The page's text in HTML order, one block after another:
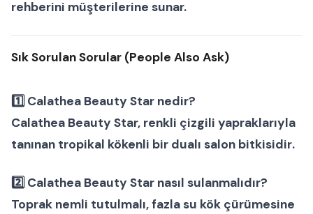
rehberini müşterilerine sunar.
Sık Sorulan Sorular (People Also Ask)
1️⃣ Calathea Beauty Star nedir?
Calathea Beauty Star, renkli çizgili yapraklarıyla
tanınan tropikal kökenli bir dualı salon bitkisidir.
2️⃣ Calathea Beauty Star nasıl sulanmalıdır?
Toprak nemli tutulmalı, fazla su kök çürümesine